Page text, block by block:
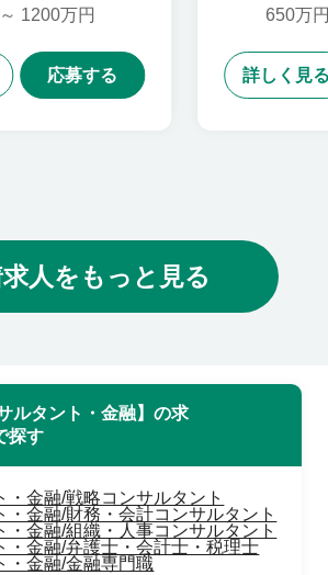
1200万円
応募する
650万
詳しく見
人をもっと見る
ルタント・金融】の求
探す
・金融/戦略コンサルタント
・金融/財務・会計コンサルタント
・金融/組織・人事コンサルタント
・金融/弁護士・会計士・税理士
・金融/金融専門職